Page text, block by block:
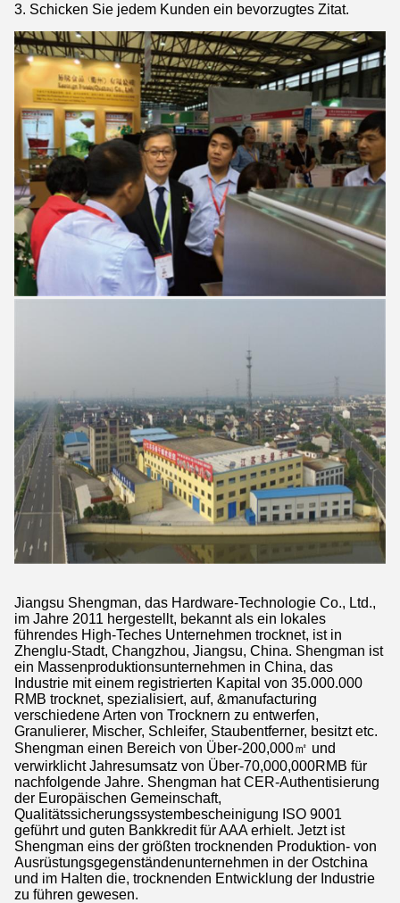
3. Schicken Sie jedem Kunden ein bevorzugtes Zitat.
Jiangsu Shengman, das Hardware-Technologie Co., Ltd.,
im Jahre 2011 hergestellt, bekannt als ein lokales
führendes High-Teches Unternehmen trocknet, ist in
Zhenglu-Stadt, Changzhou, Jiangsu, China. Shengman ist
ein Massenproduktionsunternehmen in China, das
Industrie mit einem registrierten Kapital von 35.000.000
RMB trocknet, spezialisiert, auf, &manufacturing
verschiedene Arten von Trocknern zu entwerfen,
Granulierer, Mischer, Schleifer, Staubentferner, besitzt etc.
Shengman einen Bereich von Über-200,000㎡ und
verwirklicht Jahresumsatz von Über-70,000,000RMB für
nachfolgende Jahre. Shengman hat CER-Authentisierung
der Europäischen Gemeinschaft,
Qualitätssicherungssystembescheinigung ISO 9001
geführt und guten Bankkredit für AAA erhielt. Jetzt ist
Shengman eins der größten trocknenden Produktion- von
Ausrüstungsgegenständenunternehmen in der Ostchina
und im Halten die, trocknenden Entwicklung der Industrie
zu führen gewesen.